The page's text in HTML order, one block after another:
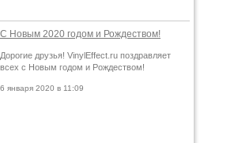
С Новым 2020 годом и Рождеством!
Дорогие друзья! VinylEffect.ru поздравляет
всех с Новым годом и Рождеством!
6 января 2020 в 11:09